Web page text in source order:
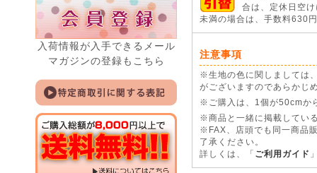
入荷情報が入手できるメール
マガジンの登録もこちら
合は、定休日空
未満の場合は、手数料630
注意事項
※生地の色に関しましては
がございますのであらかじ
※ご購入は、1個が50cmか
※商品と一緒に掲載してい
※FAX、店頭でも同一商品
了承ください。
詳しくは、「 ご利用ガイド